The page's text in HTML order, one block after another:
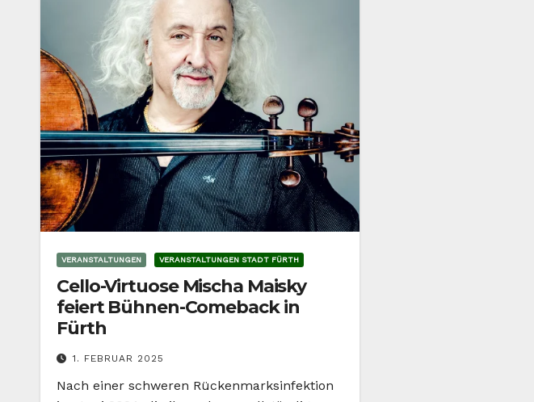
VERANSTALTUNGEN VERANSTALTUNGEN STADT FÜRTH
Cello-Virtuose Mischa Maisky
feiert Bühnen-Comeback in
Fürth
1. FEBRUAR 2025
Nach einer schweren Rückenmarksinfektion